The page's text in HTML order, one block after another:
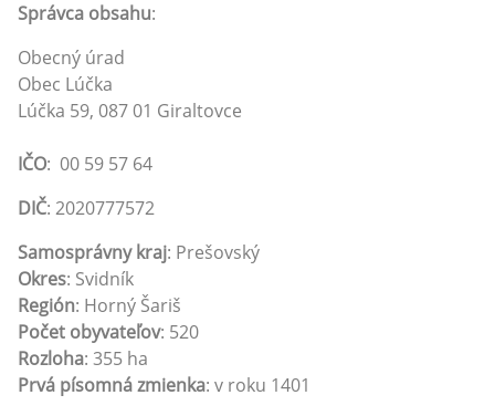
Správca obsahu:
Obecný úrad
Obec Lúčka
Lúčka 59, 087 01 Giraltovce
IČO: 00 59 57 64
DIČ: 2020777572
Samosprávny kraj: Prešovský
Okres: Svidník
Región: Horný Šariš
Počet obyvateľov: 520
Rozloha: 355 ha
Prvá písomná zmienka: v roku 1401